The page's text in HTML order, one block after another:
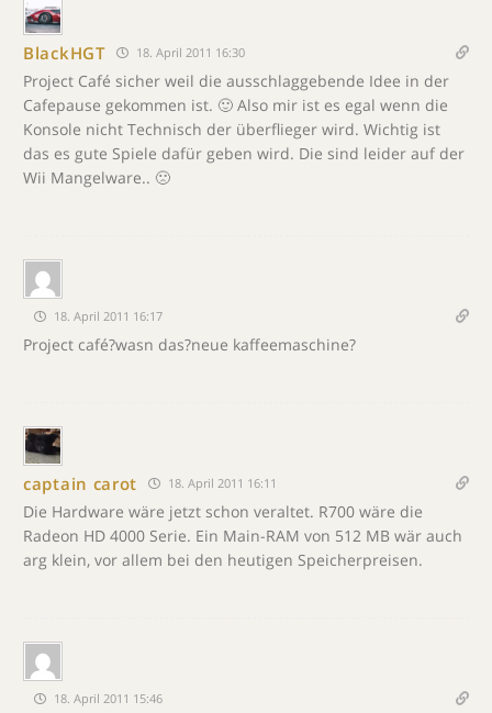
BlackHGT 18. April 2011 16:30
Project Café sicher weil die ausschlaggebende Idee in der
Cafepause gekommen ist. 🙂 Also mir ist es egal wenn die
Konsole nicht Technisch der überflieger wird. Wichtig ist
das es gute Spiele dafür geben wird. Die sind leider auf der
Wii Mangelware.. 🙁
18. April 2011 16:17
Project café?wasn das?neue kaffeemaschine?
captain carot 18. April 2011 16:11
Die Hardware wäre jetzt schon veraltet. R700 wäre die
Radeon HD 4000 Serie. Ein Main-RAM von 512 MB wär auch
arg klein, vor allem bei den heutigen Speicherpreisen.
18. April 2011 15:46